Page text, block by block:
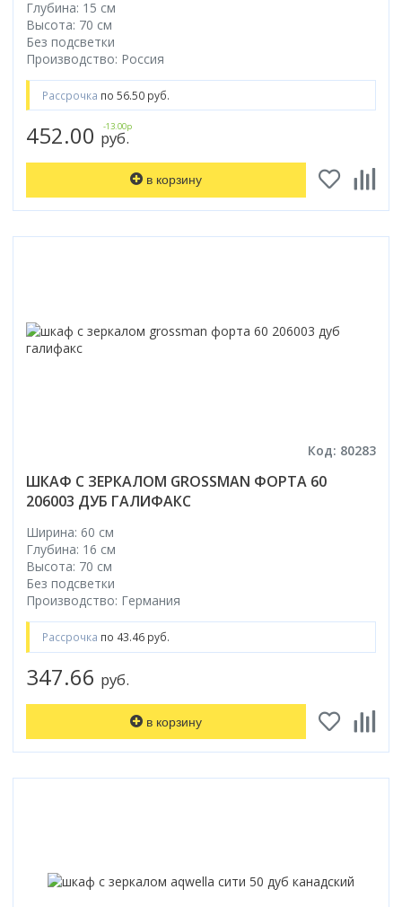
Глубина: 15 см
Высота: 70 см
Без подсветки
Производство: Россия
Рассрочка по 56.50 руб.
452.00 руб.
-13.00р
в корзину
Код: 80283
ШКАФ С ЗЕРКАЛОМ GROSSMAN ФОРТА 60
206003 ДУБ ГАЛИФАКС
Ширина: 60 см
Глубина: 16 см
Высота: 70 см
Без подсветки
Производство: Германия
Рассрочка по 43.46 руб.
347.66 руб.
в корзину